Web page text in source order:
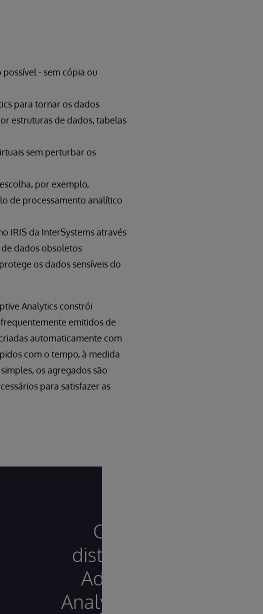
- sem cópia ou
para tornar os dados
estruturas de dados, tabelas
sem perturbar os
por exemplo,
de processamento analítico
IRIS da InterSystems através
dados obsoletos
os dados sensíveis do
Analytics constrói
emitidos de
automaticamente com
com o tempo, à medida
os agregados são
para satisfazer as
O que
distingue o
Adaptive
Analytics IRIS